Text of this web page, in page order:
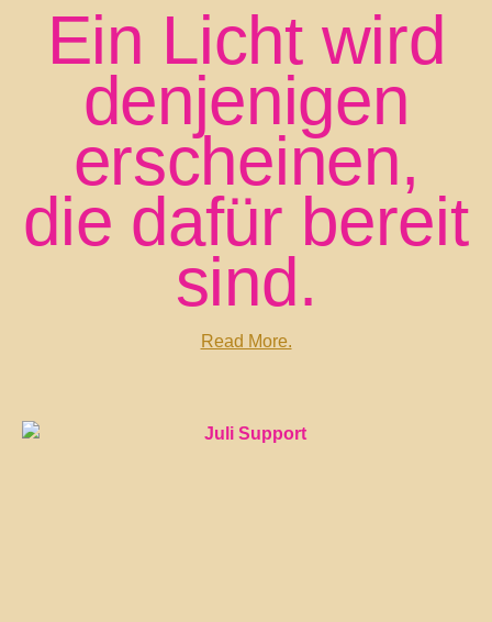
Ein Licht wird
denjenigen
erscheinen,
die dafür bereit
sind.
Read More.